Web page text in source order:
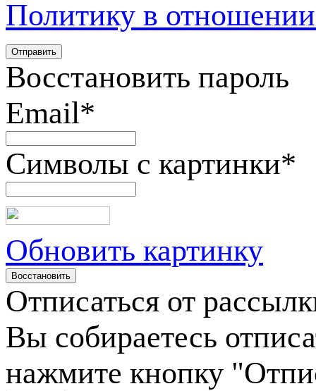
Политику в
Восстановить пароль
Email*
Символы с картинки*
Обновить картинку
Отписаться от
Вы собираетесь
нажмите кнопку